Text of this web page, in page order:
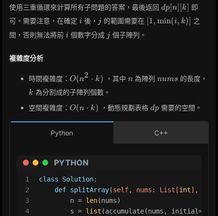
使用三重循環來計算所有子問題的答案，最後返回 dp[n]
[k]
dp n k
即
可。需要注意，在確定 i
i 後， jj 的範圍需要在 [1,
\min(i,
1, min(i, k)
之
間，否則無法將前 i
i 個數字分成 jj 個子陣列。
複雜度分析
時間複雜度： O(n^2
\cdot
k)
O(n2 ⋅ k) ，其中 n
n為陣列 nums
nums 的長度，
k 為分割成的子陣列個數。
空間複雜度： O(n
\cdot
k)
O(n ⋅ k) ，動態規劃表格 dp
dp需要的空間。
Python C++
PYTHON
1
2
3
4
class Solution:
def splitArray(self, nums: List [int], k:
        n =
len(nums)
        s =
list (accumulate(nums, initial=